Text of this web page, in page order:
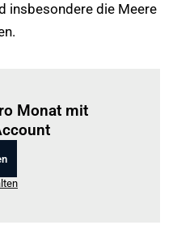
insbesondere die Meere
Monat mit